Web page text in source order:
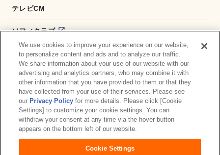
テレビCM
ソフィクラブ
かんたん応募サービス
ダイレクトショップ
商品取扱い店舗検索
お問い合わせ サイトマップ ウェブサイト利用規約
We use cookies to improve your experience on our website,
to personalize content and ads and to analyze our traffic.
We share information about your use of our website with our
advertising and analytics partners, who may combine it with
other information that you have provided to them or that they
have collected from your use of their services. Please see
our Privacy Policy for more details. Please click [Cookie
Settings] to customize your cookie settings. You can
withdraw your consent at any time via the hover button
appears on the bottom left of our website.
Cookie Settings